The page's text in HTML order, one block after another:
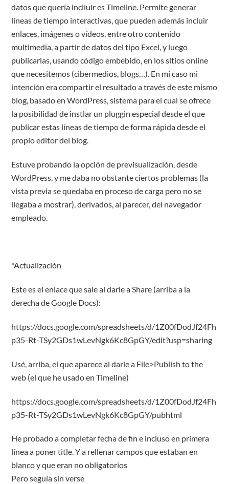
datos que quería incliuir es Timeline. Permite generar
líneas de tiempo interactivas, que pueden además incluir
enlaces, imágenes o vídeos, entre otro contenido
multimedia, a partir de datos del tipo Excel, y luego
publicarlas, usando código embebido, en los sitios online
que necesitemos (cibermedios, blogs…). En mi caso mi
intención era compartir el resultado a través de este mismo
blog, basado en WordPress, sistema para el cual se ofrece
la posibilidad de instlar un pluggin especial desde el que
publicar estas líneas de tiempo de forma rápida desde el
propio editor del blog.
Estuve probando la opción de previsualización, desde
WordPress, y me daba no obstante ciertos problemas (la
vista previa se quedaba en proceso de carga pero no se
llegaba a mostrar), derivados, al parecer, del navegador
empleado.
*Actualización
Este es el enlace que sale al darle a Share (arriba a la
derecha de Google Docs):
https://docs.google.com/spreadsheets/d/1Z00fDodJf24Fh
p35-Rt-TSy2GDs1wLevNgk6Kc8GpGY/edit?usp=sharing
Usé, arriba, el que aparece al darle a File>Publish to the
web (el que he usado en Timeline)
https://docs.google.com/spreadsheets/d/1Z00fDodJf24Fh
p35-Rt-TSy2GDs1wLevNgk6Kc8GpGY/pubhtml
He probado a completar fecha de fin e incluso en primera
línea a poner title. Y a rellenar campos que estaban en
blanco y que eran no obligatorios
Pero seguía sin verse